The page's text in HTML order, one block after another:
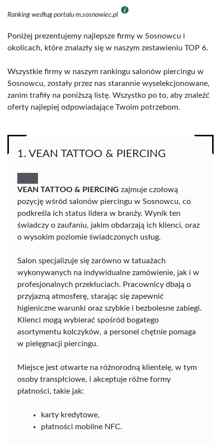
Ranking według portalu m.sosnowiec.pl
Poniżej prezentujemy najlepsze firmy w Sosnowcu i
okolicach, które znalazły się w naszym zestawieniu TOP 6.
Wszystkie firmy w naszym rankingu salonów piercingu w
Sosnowcu, zostały przez nas starannie wyselekcjonowane,
zanim trafiły na poniższą listę. Wszystko po to, aby znaleźć
oferty najlepiej odpowiadające Twoim potrzebom.
1. VEAN TATTOO & PIERCING
VEAN TATTOO & PIERCING zajmuje czołową
pozycję wśród salonów piercingu w Sosnowcu, co
podkreśla ich status lidera w branży. Wynik ten
świadczy o zaufaniu, jakim obdarzają ich klienci, oraz
o wysokim poziomie świadczonych usług.
Salon specjalizuje się zarówno w tatuażach
wykonywanych na indywidualne zamówienie, jak i w
profesjonalnych przekłuciach. Pracownicy dbają o
przyjazną atmosferę, starając się zapewnić
higieniczne warunki oraz szybkie i bezbolesne zabiegi.
Klienci mogą wybierać spośród bogatego
asortymentu kolczyków, a personel chętnie pomaga
w pielęgnacji piercingu.
Miejsce jest otwarte na różnorodną klientelę, w tym
osoby transpłciowe, i akceptuje różne formy
płatności, takie jak:
karty kredytowe,
płatności mobilne NFC.